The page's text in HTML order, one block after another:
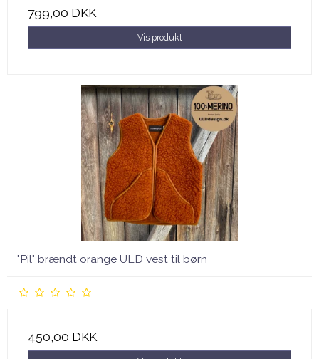
799,00 DKK
Vis produkt
"Pil" brændt orange ULD vest til børn
450,00 DKK